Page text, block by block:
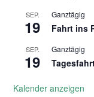
SEP.
19
Ganztägig
Fahrt ins
SEP.
19
Ganztägig
Kalender anzeigen